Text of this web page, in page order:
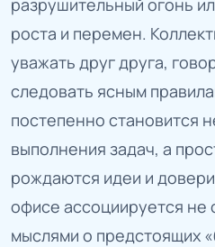
разрушительный огонь
роста и перемен.
уважать друг друга,
следовать ясным
постепенно становится
выполнения задач, а
рождаются идеи и
офисе ассоциируется не
мыслями о предстоящих